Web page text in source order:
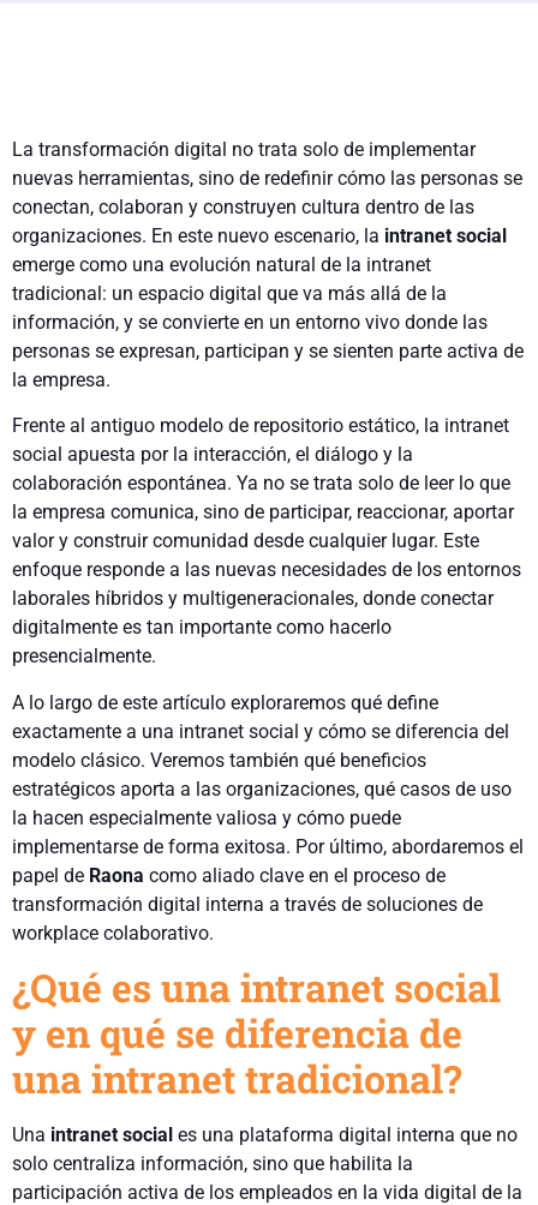
La transformación digital no trata solo de implementar
nuevas herramientas, sino de redefinir cómo las personas se
conectan, colaboran y construyen cultura dentro de las
organizaciones. En este nuevo escenario, la intranet social
emerge como una evolución natural de la intranet
tradicional: un espacio digital que va más allá de la
información, y se convierte en un entorno vivo donde las
personas se expresan, participan y se sienten parte activa de
la empresa.
Frente al antiguo modelo de repositorio estático, la intranet
social apuesta por la interacción, el diálogo y la
colaboración espontánea. Ya no se trata solo de leer lo que
la empresa comunica, sino de participar, reaccionar, aportar
valor y construir comunidad desde cualquier lugar. Este
enfoque responde a las nuevas necesidades de los entornos
laborales híbridos y multigeneracionales, donde conectar
digitalmente es tan importante como hacerlo
presencialmente.
A lo largo de este artículo exploraremos qué define
exactamente a una intranet social y cómo se diferencia del
modelo clásico. Veremos también qué beneficios
estratégicos aporta a las organizaciones, qué casos de uso
la hacen especialmente valiosa y cómo puede
implementarse de forma exitosa. Por último, abordaremos el
papel de Raona como aliado clave en el proceso de
transformación digital interna a través de soluciones de
workplace colaborativo.
¿Qué es una intranet social
y en qué se diferencia de
una intranet tradicional?
Una intranet social es una plataforma digital interna que no
solo centraliza información, sino que habilita la
participación activa de los empleados en la vida digital de la